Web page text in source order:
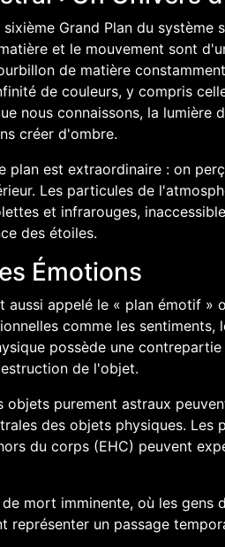
sixième Grand Plan du
et le mouvement sont
de matière
de couleurs, y compris
nous connaissons, la
créer d'ombre.
plan est extraordinaire : on
Les particules de
et infrarouges,
des étoiles.
Émotions
aussi appelé le « plan émotif »
comme les
possède une
de l'objet.
objets purement astraux
des objets physiques. Les
du corps (EHC) peuvent
mort imminente, où les
représenter un passage